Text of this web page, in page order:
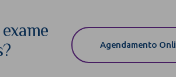
Agendamento